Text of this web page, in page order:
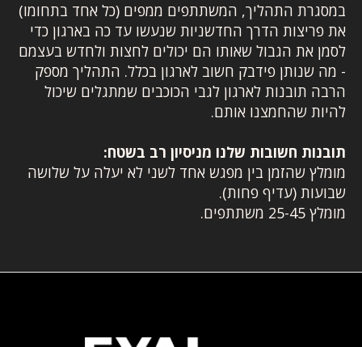
‍במסגרת התהליך, המשתתפים ממפים (כל אחד בתחומו)
את פריצות הדרך החדשניות שנעשו עד כה בארגון כדי
לסמן את הגבול שאותו הם יכולים לחצות ולחדש בעצמם
- מה שנותן פידבק חשוב לארגון בכלל. התהליך מספק
הרבה תובנות לארגון לגבי הכוכבים שמתגלים שיכול
להיות שהחמצנו אותם.
תובנות חשובות שלנו מניסיון רב בשטח:
מומלץ שהזמן בין מפגש אחד לשני לא יעלה על שלושה
שבועות (עדיף פחות).
מומלץ 25-45 משתתפים.